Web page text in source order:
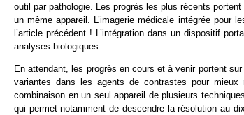
outil par pathologie. Les progrès les plus récents
un même appareil. L’imagerie médicale intégrée
l’article précédent ! L’intégration dans un dispositif
analyses biologiques.
En attendant, les progrès en cours et à venir portent
variantes dans les agents de contrastes pour
combinaison en un seul appareil de plusieurs
qui permet notamment de descendre la résolution au